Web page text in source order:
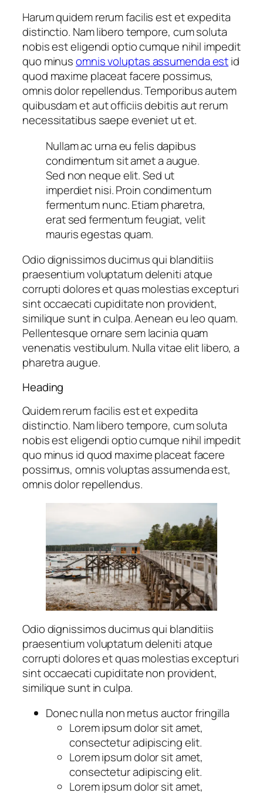
Harum quidem rerum facilis est et expedita
distinctio. Nam libero tempore, cum soluta
nobis est eligendi optio cumque nihil impedit
quo minusomnis voluptas assumenda estid
quod maxime placeat facere possimus,
omnis dolor repellendus. Temporibus autem
quibusdam et aut officiis debitis aut rerum
necessitatibus saepe eveniet ut et.
Nullam ac urna eu felis dapibus
condimentum sit amet a augue.
Sed non neque elit. Sed ut
imperdiet nisi. Proin condimentum
fermentum nunc. Etiam pharetra,
erat sed fermentum feugiat, velit
mauris egestas quam.
Odio dignissimos ducimus qui blanditiis
praesentium voluptatum deleniti atque
corrupti dolores et quas molestias excepturi
sint occaecati cupiditate non provident,
similique sunt in culpa. Aenean eu leo quam.
Pellentesque ornare sem lacinia quam
venenatis vestibulum. Nulla vitae elit libero, a
pharetra augue.
Heading
Quidem rerum facilis est et expedita
distinctio. Nam libero tempore, cum soluta
nobis est eligendi optio cumque nihil impedit
quo minus id quod maxime placeat facere
possimus, omnis voluptas assumenda est,
omnis dolor repellendus.
Odio dignissimos ducimus qui blanditiis
praesentium voluptatum deleniti atque
corrupti dolores et quas molestias excepturi
sint occaecati cupiditate non provident,
similique sunt in culpa.
Donec nulla non metus auctor fringilla
Lorem ipsum dolor sit amet,
consectetur adipiscing elit.
Lorem ipsum dolor sit amet,
consectetur adipiscing elit.
Lorem ipsum dolor sit amet,